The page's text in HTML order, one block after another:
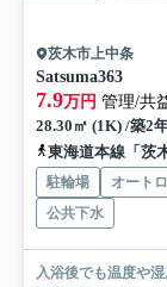
茨木市上中条
Satsuma363
7.9万円 管理/共
28.30㎡ (1K) /築2
東海道本線「茨
駐輪場 オート
公共下水
入浴後でも温度や